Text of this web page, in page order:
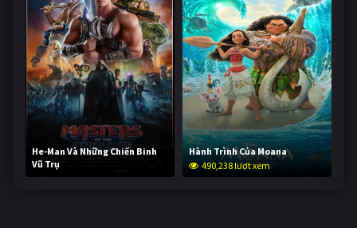
He-Man Và Những Chiến Binh
Vũ Trụ
238,867 lượt xem
Hành Trình Của Moana
490,238 lượt xem